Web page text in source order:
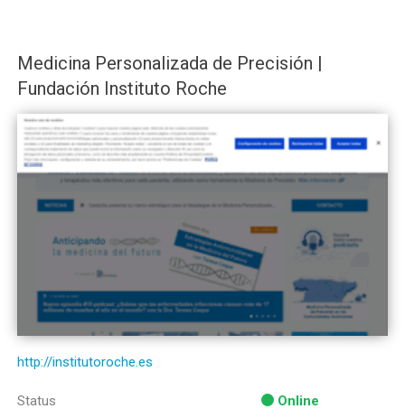
Medicina Personalizada de Precisión |
Fundación Instituto Roche
http://institutoroche.es
Status Online